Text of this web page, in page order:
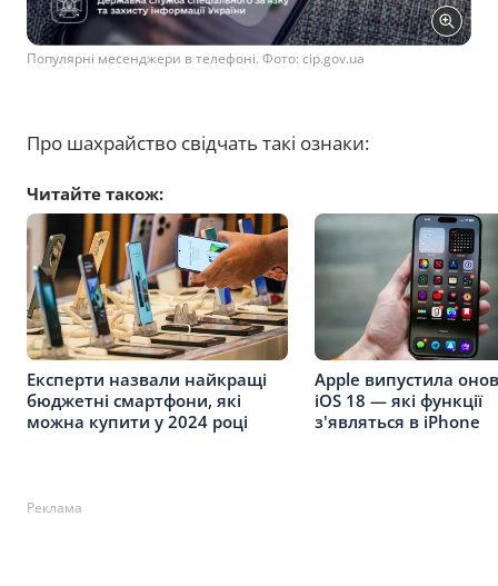
Популярні месенджери в телефоні. Фото: cip.gov.ua
Про шахрайство свідчать такі ознаки:
Читайте також:
Експерти назвали найкращі
бюджетні смартфони, які
можна купити у 2024 році
Apple випустила
iOS 18 — які функції
з'являться в iPhone
Реклама